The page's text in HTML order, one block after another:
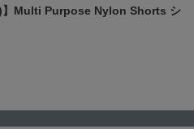
】Multi Purpose Nylon Shorts シ